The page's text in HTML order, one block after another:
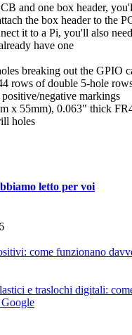
and one box header,
the box header to the
it to a Pi, you'll also
have one
breaking out the GPIO
rows of double 5-hole
negative markings
x 55mm), 0.063" thick
holes
letto per voi
come funzionano
e traslochi digitali:
Google